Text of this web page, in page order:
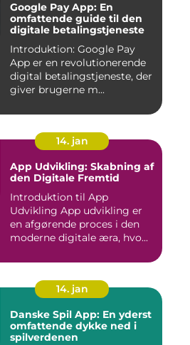
Google Pay App: En
omfattende guide til den
digitale betalingstjeneste
Introduktion: Google Pay
App er en revolutionerende
digital betalingstjeneste, der
giver brugerne m...
14. jan
App Udvikling: Skabning af
den Digitale Fremtid
Introduktion til App
Udvikling App udvikling er
en afgørende proces i den
moderne digitale æra, hvo...
14. jan
Danske Spil App: En yderst
omfattende dykke ned i
spilverdenen